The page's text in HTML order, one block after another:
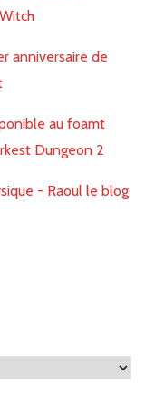
anniversaire de
au foamt
Dungeon 2
- Raoul le blog